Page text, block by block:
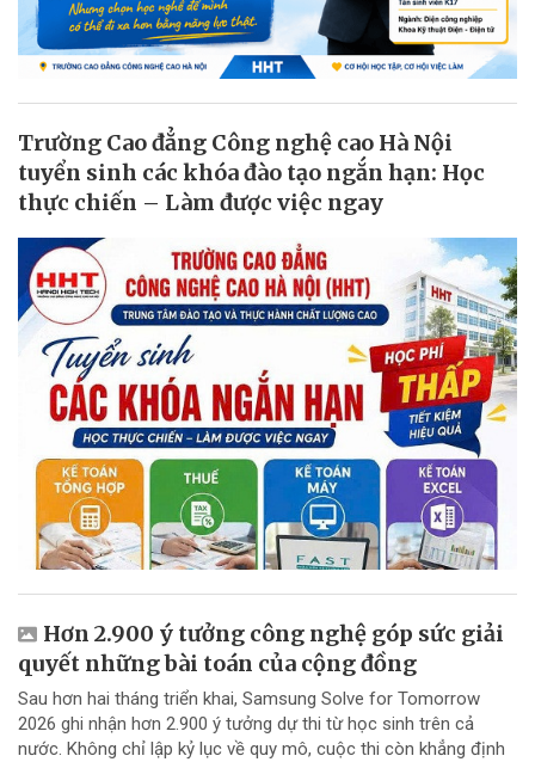
Trường Cao đẳng Công nghệ cao Hà Nội
tuyển sinh các khóa đào tạo ngắn hạn: Học
thực chiến – Làm được việc ngay
Hơn 2.900 ý tưởng công nghệ góp sức giải
quyết những bài toán của cộng đồng
Sau hơn hai tháng triển khai, Samsung Solve for Tomorrow
2026 ghi nhận hơn 2.900 ý tưởng dự thi từ học sinh trên cả
nước. Không chỉ lập kỷ lục về quy mô, cuộc thi còn khẳng định